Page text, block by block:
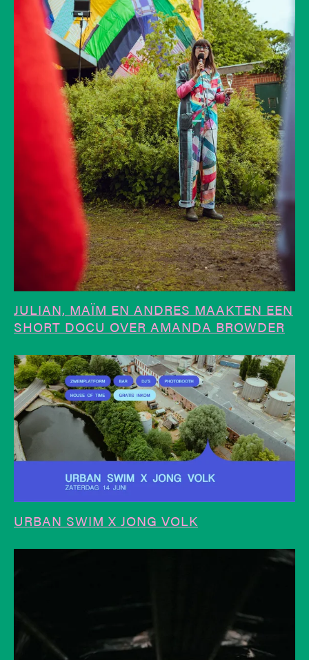
JULIAN, MAÏM EN ANDRES MAAKTEN EEN
SHORT DOCU OVER AMANDA BROWDER
URBAN SWIM X JONG VOLK